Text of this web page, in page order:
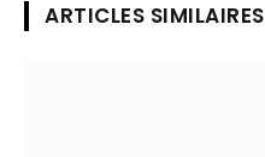
ARTICLES SIMILAIRES